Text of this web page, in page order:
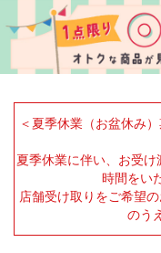
＜夏季休業（お盆休み
夏季休業に伴い、お受
時間をい
店舗受け取りをご希望
のう